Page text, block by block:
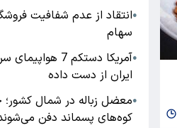
●انتقاد از عدم شفافیت
سهام
●
آمریکا دستکم 7
ایران از دست داده
●معضل زباله در شمال کشور؛
کوه‌های پسماند دفن